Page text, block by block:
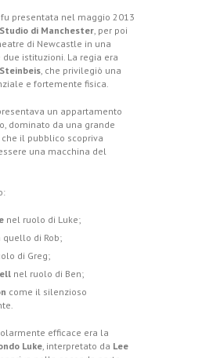
presentata nel maggio 2013
di Manchester, per poi
di Newcastle in una
istituzioni. La regia era
, che privilegiò una
e fortemente fisica.
un appartamento
dominato da una grande
il pubblico scopriva
una macchina del
nel ruolo di Luke;
quello di Rob;
di Greg;
nel ruolo di Ben;
come il silenzioso
efficace era la
Luke, interpretato da Lee